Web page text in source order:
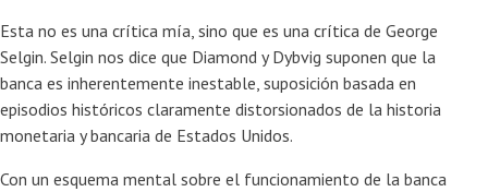
Esta no es una crítica mía, sino que es una crítica de George
Selgin. Selgin nos dice que Diamond y Dybvig suponen que la
banca es inherentemente inestable, suposición basada en
episodios históricos claramente distorsionados de la historia
monetaria y bancaria de Estados Unidos.
Con un esquema mental sobre el funcionamiento de la banca